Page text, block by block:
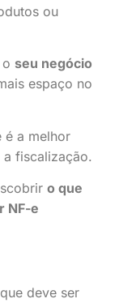
ou
seu negócio
espaço no
é a melhor
fiscalização.
o que
NF-e
deve ser